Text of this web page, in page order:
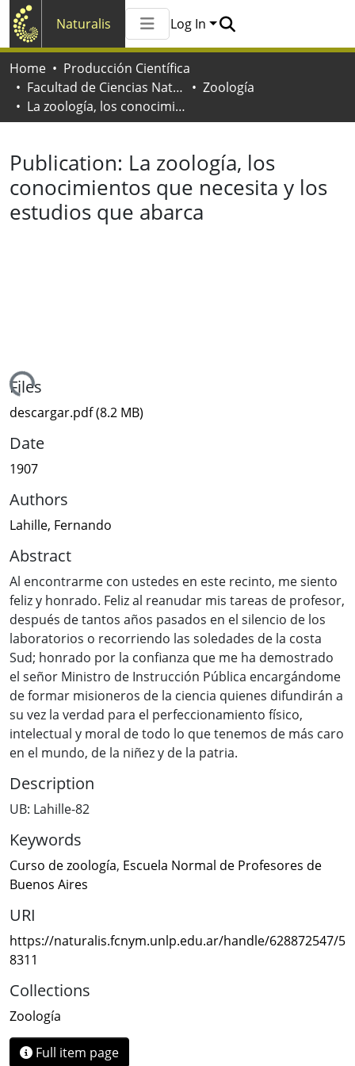
Naturalis
All of Naturalis
Log In
Home
Producción Científica
Facultad de Ciencias Naturales y Museo
Zoología
La zoología, los conocimientos que necesita y los estudios que abarca
Publication: La zoología, los
conocimientos que necesita y los
estudios que abarca
Files
descargar.pdf(8.2 MB)
Date
1907
Authors
Lahille, Fernando
Abstract
Al encontrarme con ustedes en este recinto, me siento
feliz y honrado. Feliz al reanudar mis tareas de profesor,
después de tantos años pasados en el silencio de los
laboratorios o recorriendo las soledades de la costa
Sud; honrado por la confianza que me ha demostrado
el señor Ministro de Instrucción Pública encargándome
de formar misioneros de la ciencia quienes difundirán a
su vez la verdad para el perfeccionamiento físico,
intelectual y moral de todo lo que tenemos de más caro
en el mundo, de la niñez y de la patria.
Description
UB: Lahille-82
Keywords
Curso de zoología, Escuela Normal de Profesores de
Buenos Aires
URI
https://naturalis.fcnym.unlp.edu.ar/handle/628872547/5
8311
Collections
Zoología
Full item page